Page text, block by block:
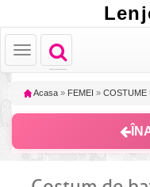
Toggle
navigation
Toggle
navigation
Acasa » FEMEI » COSTUME